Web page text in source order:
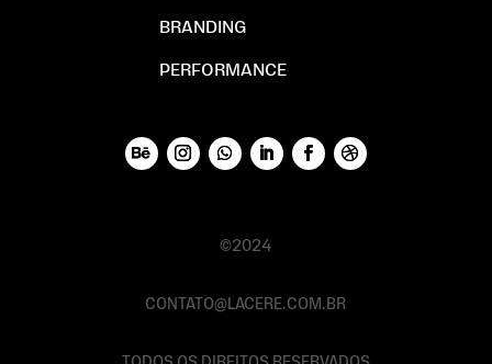
BRANDING
PERFORMANCE
©2024
CONTATO@LACERE.COM.BR